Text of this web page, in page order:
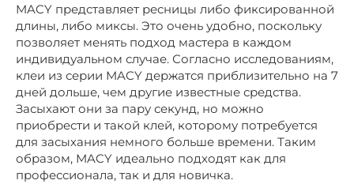
MACY представляет ресницы либо фиксированной
длины, либо миксы. Это очень удобно, поскольку
позволяет менять подход мастера в каждом
индивидуальном случае. Согласно исследованиям,
клеи из серии MACY держатся приблизительно на 7
дней дольше, чем другие известные средства.
Засыхают они за пару секунд, но можно
приобрести и такой клей, которому потребуется
для засыхания немного больше времени. Таким
образом, MACY идеально подходят как для
профессионала, так и для новичка.